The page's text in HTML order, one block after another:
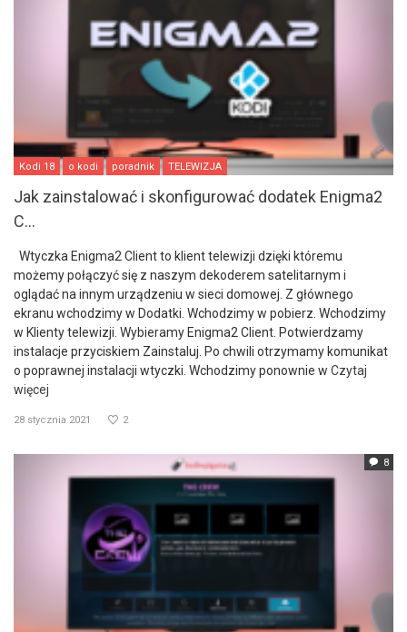
Kodi 18 o kodi poradnik TELEWIZJA
Jak zainstalować i skonfigurować dodatek Enigma2
C...
Wtyczka Enigma2 Client to klient telewizji dzięki któremu
możemy połączyć się z naszym dekoderem satelitarnym i
oglądać na innym urządzeniu w sieci domowej. Z głównego
ekranu wchodzimy w Dodatki. Wchodzimy w pobierz. Wchodzimy
w Klienty telewizji. Wybieramy Enigma2 Client. Potwierdzamy
instalacje przyciskiem Zainstaluj. Po chwili otrzymamy komunikat
o poprawnej instalacji wtyczki. Wchodzimy ponownie w Czytaj
więcej
28 stycznia 2021 2
8